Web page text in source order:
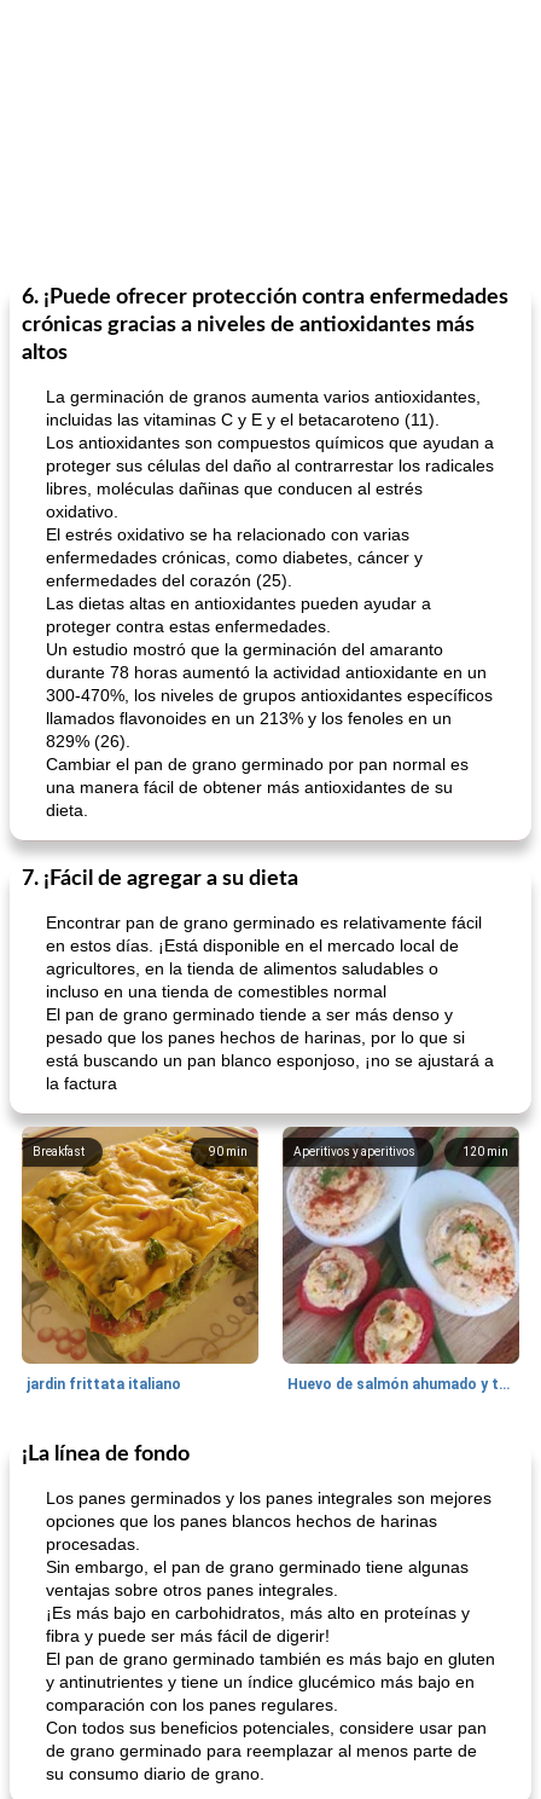
6. ¡Puede ofrecer protección contra enfermedades
crónicas gracias a niveles de antioxidantes más
altos
La germinación de granos aumenta varios antioxidantes,
incluidas las vitaminas C y E y el betacaroteno (11).
Los antioxidantes son compuestos químicos que ayudan a
proteger sus células del daño al contrarrestar los radicales
libres, moléculas dañinas que conducen al estrés
oxidativo.
El estrés oxidativo se ha relacionado con varias
enfermedades crónicas, como diabetes, cáncer y
enfermedades del corazón (25).
Las dietas altas en antioxidantes pueden ayudar a
proteger contra estas enfermedades.
Un estudio mostró que la germinación del amaranto
durante 78 horas aumentó la actividad antioxidante en un
300-470%, los niveles de grupos antioxidantes específicos
llamados flavonoides en un 213% y los fenoles en un
829% (26).
Cambiar el pan de grano germinado por pan normal es
una manera fácil de obtener más antioxidantes de su
dieta.
7. ¡Fácil de agregar a su dieta
Encontrar pan de grano germinado es relativamente fácil
en estos días. ¡Está disponible en el mercado local de
agricultores, en la tienda de alimentos saludables o
incluso en una tienda de comestibles normal
El pan de grano germinado tiende a ser más denso y
pesado que los panes hechos de harinas, por lo que si
está buscando un pan blanco esponjoso, ¡no se ajustará a
la factura
90 min
Breakfast
jardin frittata italiano
120 min
Aperitivos y aperitivos
Huevo de salmón ahumado y tomates rellenos.
Bebidas
Batido de leche de caramelo de mantequilla (alcohólico)
¡La línea de fondo
Los panes germinados y los panes integrales son mejores
opciones que los panes blancos hechos de harinas
procesadas.
Sin embargo, el pan de grano germinado tiene algunas
ventajas sobre otros panes integrales.
¡Es más bajo en carbohidratos, más alto en proteínas y
fibra y puede ser más fácil de digerir!
El pan de grano germinado también es más bajo en gluten
y antinutrientes y tiene un índice glucémico más bajo en
comparación con los panes regulares.
Con todos sus beneficios potenciales, considere usar pan
de grano germinado para reemplazar al menos parte de
su consumo diario de grano.